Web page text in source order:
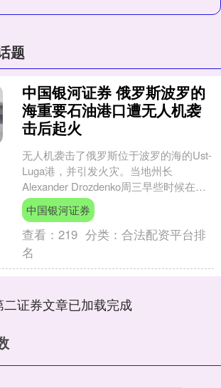
题
中国银河证券 俄罗斯波罗的
海重要石油港口遭无人机袭
击后起火
无人机袭击了俄罗斯位于波罗的海的Ust-
Luga港，并引发火灾。当地州长
Alexander Drozdenko周三早些时候在
Telegram上发表声明称，港口火....
中国银河证券
查看：219 分类：合法配资平台排
名
二证券文章已加载完成